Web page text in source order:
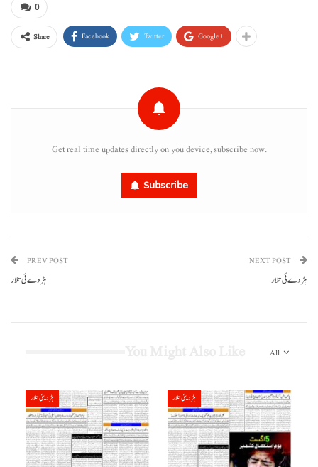
0
Share Facebook Twitter Google+
Get real time updates directly on you device, subscribe now.
Subscribe
PREV POST
ہڑدے ئی تلار
NEXT POST
ہڑدے ئی تلار
All
ہڑدیئی تلار ہڑدیئی تلار